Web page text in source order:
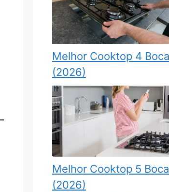
Melhor Cooktop 4
(2026)
Melhor Cooktop 5
(2026)